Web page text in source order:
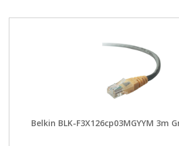
Belkin BLK-F3X126cp03MGYYM 3m